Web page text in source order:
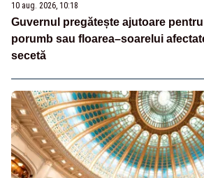
10 aug. 2026, 10:18
Guvernul pregătește ajutoare
porumb sau floarea–soarelui
secetă